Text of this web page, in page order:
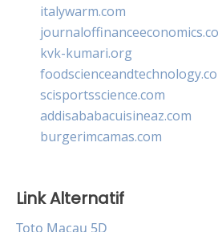
italywarm.com
kvk-kumari.org
scisportsscience.com
addisababacuisineaz.com
burgerimcamas.com
Link Alternatif
Toto Macau 5D